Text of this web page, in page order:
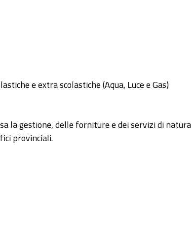
e extra scolastiche (Aqua, Luce e Gas)
la gestione, delle forniture e dei servizi di natura
provinciali.